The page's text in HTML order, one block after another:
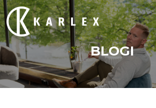
Siirry
suoraan
sisältöön
BLOGI